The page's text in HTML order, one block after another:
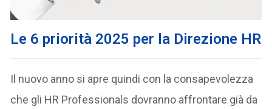
Le 6 priorità 2025 per la Direzione HR
Il nuovo anno si apre quindi con la consapevolezza
che gli HR Professionals dovranno affrontare già da